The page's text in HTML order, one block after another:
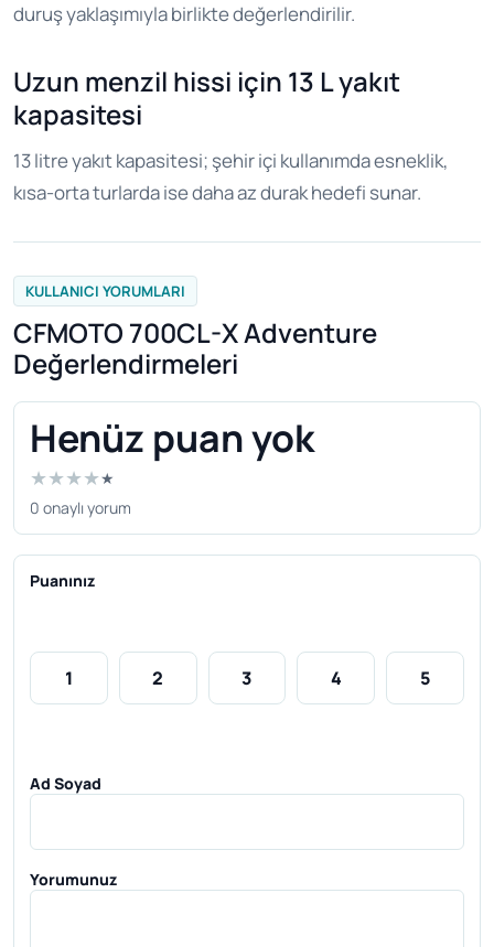
duruş yaklaşımıyla birlikte değerlendirilir.
Uzun menzil hissi için 13 L yakıt
kapasitesi
13 litre yakıt kapasitesi; şehir içi kullanımda esneklik,
kısa-orta turlarda ise daha az durak hedefi sunar.
KULLANICI YORUMLARI
CFMOTO 700CL-X Adventure
Değerlendirmeleri
Henüz puan yok
★★★★★
0 onaylı yorum
Puanınız
1 2 3 4 5
Ad Soyad
Yorumunuz